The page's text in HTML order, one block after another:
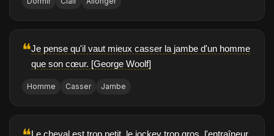
❝Je pense qu'il vaut mieux casser la jambe d'un homme
que son cœur. [George Woolf]
Homme Casser Jambe